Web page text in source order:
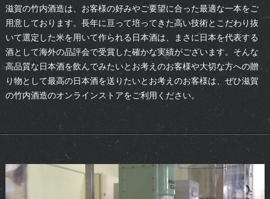
滋賀の竹内酒造は、お客様の好みやご要望に合った最適な一本をご
用意しております。長年に亘って培ってきた高い技術とこだわり抜
いて選定した米を用いて作られる日本酒は、まさに日本を代表する
酒として海外の品評会で受賞した確かな実績がございます。そんな
高品質な日本酒を飲んでみたいとお考えのお客様や大切な方への贈
り物として最高の日本酒を送りたいとお考えのお客様は、ぜひ滋賀
の竹内酒造のオンラインストアをご利用ください。